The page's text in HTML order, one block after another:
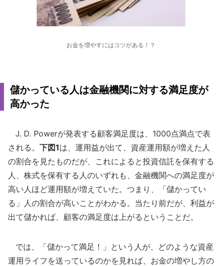
お金を増やすにはコツがある！？
儲かっている人は金融機関に対する満足度が
高かった
J. D. Powerが発表する顧客満足度は、1000点満点で表
される。 下図1は、運用益が出て、資産運用額が増えた人
の割合を見たものだが、これによると投資信託を保有する
人、株式を保有する人のいずれも、金融機関への満足度が
高い人ほど運用額が増えていた。つまり、「儲かってい
る」人の割合が高いことがわかる。当たり前だが、利益が
出て儲かれば、顧客の満足度は上がるということだ。
では、「儲かって満足！」という人が、どのような資産
運用ライフを送っているのかを見れば、お金の増やし方の